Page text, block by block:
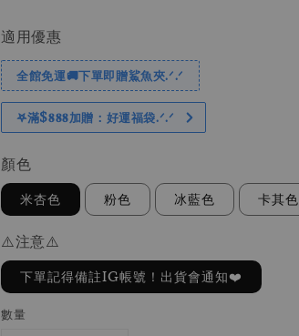
適用優惠
全館免運🚚下單即贈鯊魚夾.ᐟ.ᐟ
𖤐滿$𝟖𝟖𝟖加贈：好運福袋.ᐟ‪.ᐟ
顏色
米杏色 粉色 冰藍色 卡其色
⚠️注意⚠️
下單記得備註IG帳號！出貨會通知❤️
數量